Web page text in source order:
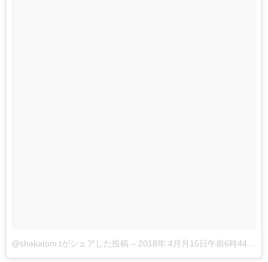
@shakatom.tがシェアした投稿 – 2018年 4月月15日午前6時44分PDT